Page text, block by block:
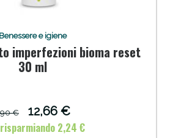
Benessere e igiene
imperfezioni bioma reset
30 ml
€
12,66 €
2,24 €